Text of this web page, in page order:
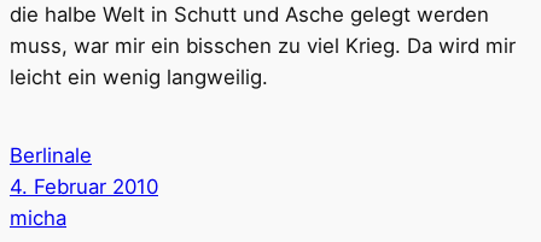
die halbe Welt in Schutt und Asche gelegt werden
muss, war mir ein bisschen zu viel Krieg. Da wird mir
leicht ein wenig langweilig.
Berlinale
4. Februar 2010
micha